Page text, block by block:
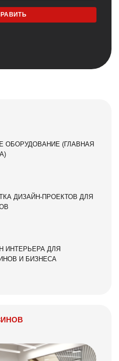
ОБОРУДОВАНИЕ (ГЛАВНАЯ
ДИЗАЙН-ПРОЕКТОВ ДЛЯ
ИНТЕРЬЕРА ДЛЯ
И БИЗНЕСА